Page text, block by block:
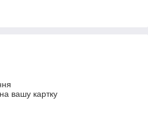
вашу картку